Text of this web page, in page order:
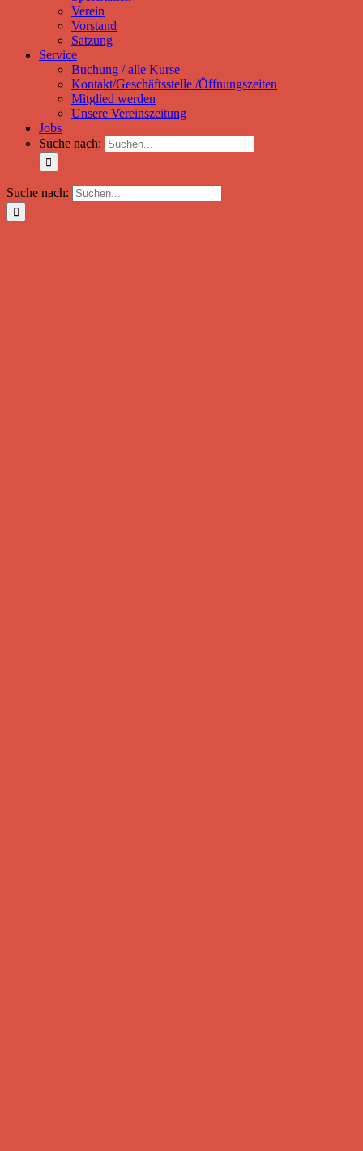
Verein
Vorstand
Satzung
Service
Buchung / alle Kurse
Kontakt/Geschäftsstelle /Öffnungszeiten
Mitglied werden
Unsere Vereinszeitung
Jobs
Suche nach:
Suche nach: